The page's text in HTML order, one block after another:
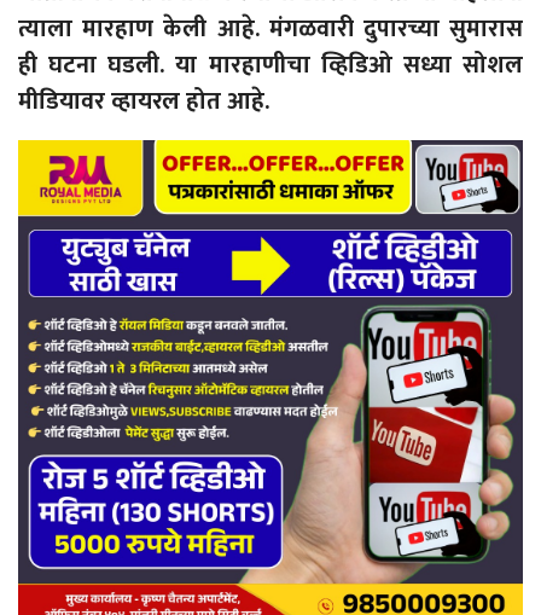
त्याला मारहाण केली आहे. मंगळवारी दुपारच्या सुमारास
ही घटना घडली. या मारहाणीचा व्हिडिओ सध्या सोशल
मीडियावर व्हायरल होत आहे.